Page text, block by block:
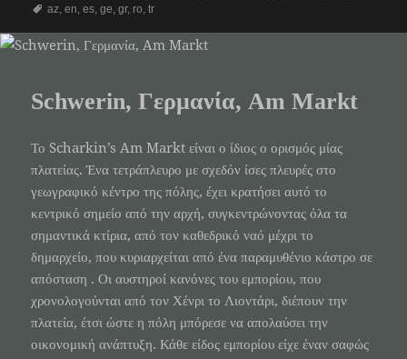
on
Tags
az,en,es,ge,gr, ro,tr
Schwerin, Γερμανία, Am Markt
Το Scharkin’s Am Markt είναι ο ίδιος ο ορισμός μίας
πλατείας. Ένα τετράπλευρο με σχεδόν ίσες πλευρές στο
γεωγραφικό κέντρο της πόλης, έχει κρατήσει αυτό το
κεντρικό σημείο από την αρχή, συγκεντρώνοντας όλα τα
σημαντικά κτίρια, από τον καθεδρικό ναό μέχρι το
δημαρχείο, που κυριαρχείται από ένα παραμυθένιο κάστρο σε
απόσταση . Οι αυστηροί κανόνες του εμπορίου, που
χρονολογούνται από τον Χένρι το Λιοντάρι, διέπουν την
πλατεία, έτσι ώστε η πόλη μπόρεσε να απολαύσει την
οικονομική ανάπτυξη. Κάθε είδος εμπορίου είχε έναν σαφώς